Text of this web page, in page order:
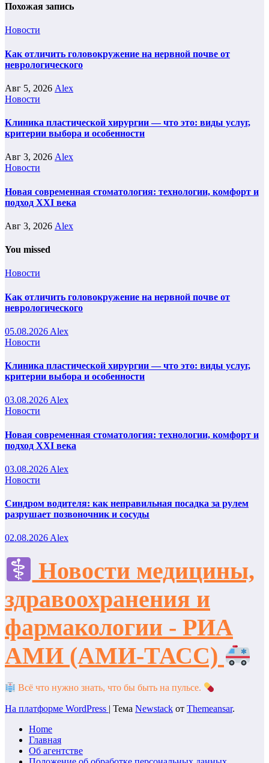
Похожая запись
Новости
Как отличить головокружение на нервной почве от
неврологического
Авг 5, 2026 Alex
Новости
Клиника пластической хирургии — что это: виды услуг,
критерии выбора и особенности
Авг 3, 2026 Alex
Новости
Новая современная стоматология: технологии, комфорт и
подход XXI века
Авг 3, 2026 Alex
You missed
Новости
Как отличить головокружение на нервной почве от
неврологического
05.08.2026 Alex
Новости
Клиника пластической хирургии — что это: виды услуг,
критерии выбора и особенности
03.08.2026Alex
Новости
Новая современная стоматология: технологии, комфорт и
подход XXI века
03.08.2026 Alex
Новости
Синдром водителя: как неправильная посадка за рулем
разрушает позвоночник и сосуды
02.08.2026Alex
Новости медицины,
здравоохранения и
фармакологии - РИА
АМИ (АМИ-ТАСС)
Всё что нужно знать, что бы быть на пульсе.
На платформе WordPress | Тема Newstack от Themeansar.
Home
Главная
Об агентстве